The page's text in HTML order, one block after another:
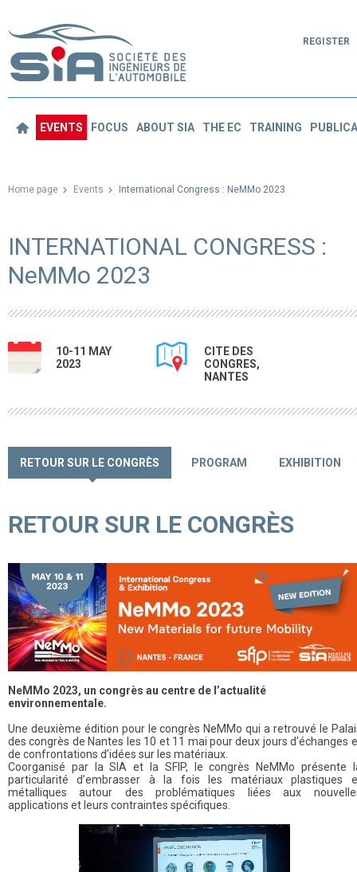
REGISTER
EVENTS FOCUS ABOUT SIA THE EC TRAINING
Home page Events International Congress : NeMMo 2023
INTERNATIONAL CONGRESS :
NeMMo 2023
10-11 MAY
2023
CITE DES
CONGRES,
NANTES
RETOUR SUR LE CONGRÈS PROGRAM EXHIBITION
RETOUR SUR LE CONGRÈS
NeMMo 2023, un congrès au centre de l’actualité
environnementale.
Une deuxième édition pour le congrès NeMMo qui a retrouvé le
des congrès de Nantes les 10 et 11 mai pour deux jours d’échanges
de confrontations d’idées sur les matériaux.
Coorganisé par la SIA et la SFIP, le congrès NeMMo présente
particularité d’embrasser à la fois les matériaux plastiques
métalliques autour des problématiques liées aux
applications et leurs contraintes spécifiques.